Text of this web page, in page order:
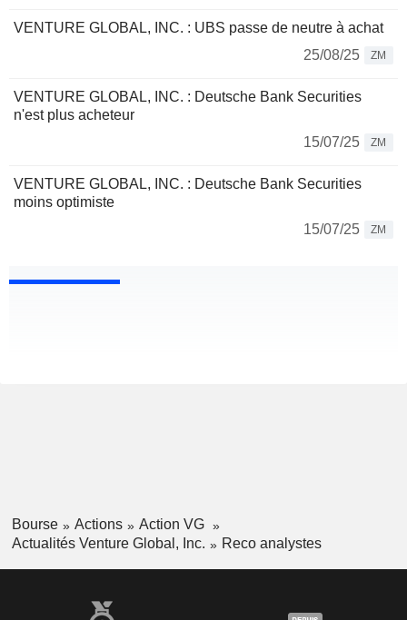
VENTURE GLOBAL, INC. : UBS passe de neutre à achat
25/08/25
ZM
VENTURE GLOBAL, INC. : Deutsche Bank Securities
n'est plus acheteur
15/07/25
ZM
VENTURE GLOBAL, INC. : Deutsche Bank Securities
moins optimiste
15/07/25
ZM
Bourse Actions
Action VG
Actualités Venture Global, Inc.
Reco analystes